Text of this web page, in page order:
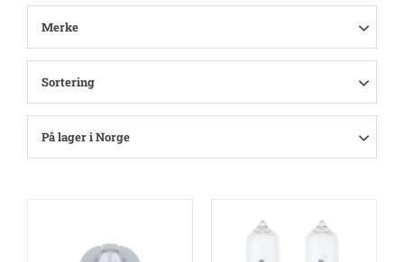
Merke
Sortering
På lager i Norge